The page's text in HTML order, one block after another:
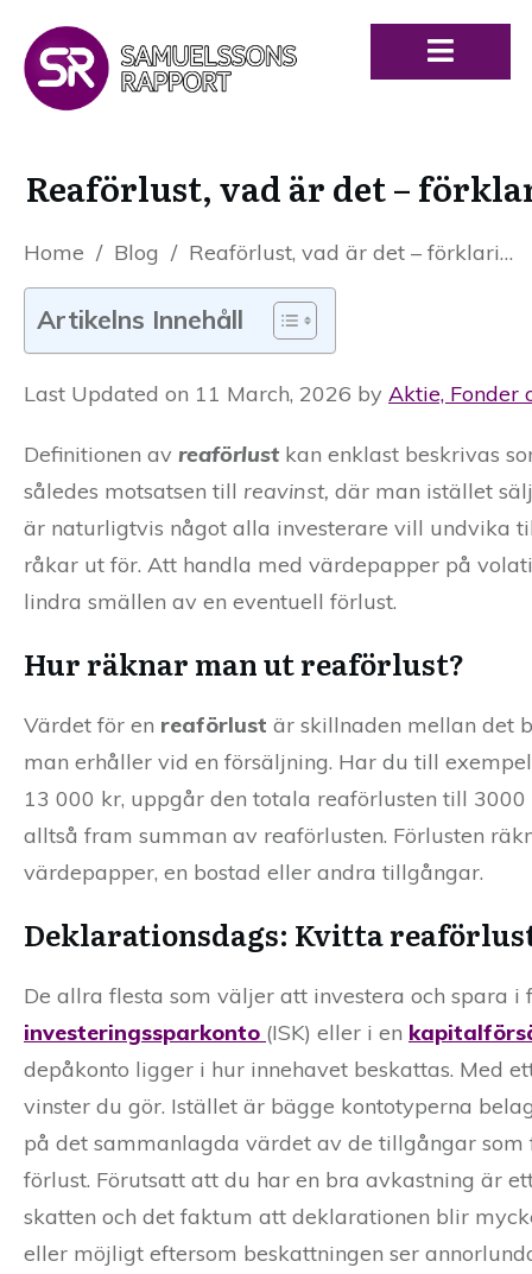
Reaförlust, vad är det –
Home / Blog / Reaförlust, vad är det – förklaring och definition av reaförluster
Artikelns Innehåll
Last Updated on 11 March, 2026 by Aktie, Fonder
Definitionen av reaförlustkan enklast beskrivas
således motsatsen till reavinst, där man istället
är naturligtvis något alla investerare vill undvika
råkar ut för. Att handla med värdepapper på
lindra smällen av en eventuell förlust.
Hur räknar man ut reaförlust?
Värdet för en reaförlust är skillnaden mellan det
man erhåller vid en försäljning. Har du till
13 000 kr, uppgår den totala reaförlusten till
alltså fram summan av reaförlusten. Förlusten
värdepapper, en bostad eller andra tillgångar.
Deklarationsdags: Kvitta
De allra flesta som väljer att investera och spara
investeringssparkonto (ISK) eller i en
depåkonto ligger i hur innehavet beskattas. Med
vinster du gör. Istället är bägge kontotyperna
på det sammanlagda värdet av de tillgångar som
förlust. Förutsatt att du har en bra avkastning är
skatten och det faktum att deklarationen blir
eller möjligt eftersom beskattningen ser